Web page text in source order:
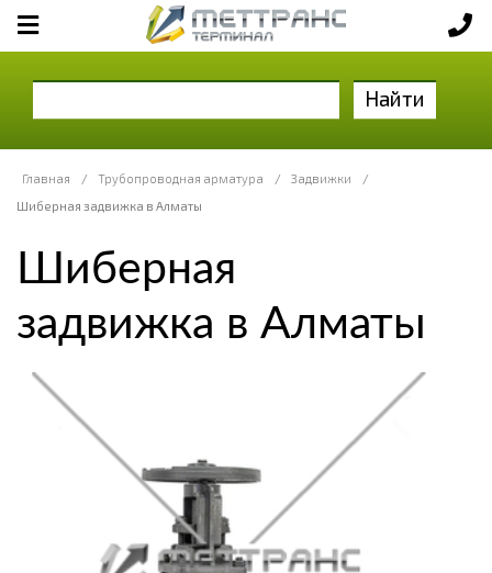
Найти
Главная / Трубопроводная арматура / Задвижки
/
Шиберная задвижка в Алматы
Шиберная
задвижка в Алматы